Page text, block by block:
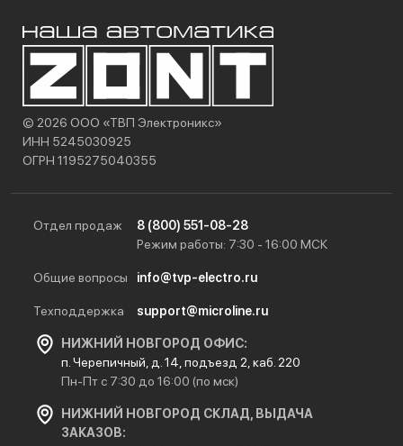
© 2026 ООО «ТВП Электроникс»
ИНН 5245030925
ОГРН 1195275040355
Отдел продаж
8 (800) 551-08-28
Режим работы: 7:30 - 16:00 МСК
Общие вопросы info@tvp-electro.ru
Техподдержка support@microline.ru
НИЖНИЙ НОВГОРОД ОФИС:
п. Черепичный, д. 14, подъезд 2, каб. 220
Пн-Пт с 7:30 до 16:00 (по мск)
НИЖНИЙ НОВГОРОД СКЛАД, ВЫДАЧА
ЗАКАЗОВ: